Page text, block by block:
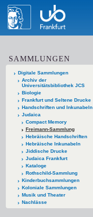
SAMMLUNGEN
Digitale Sammlungen
Archiv der
Universitätsbibliothek JCS
Biologie
Frankfurt und Seltene Drucke
Handschriften und Inkunabeln
Judaica
Compact Memory
Freimann-Sammlung
Hebräische Handschriften
Hebräische Inkunabeln
Jiddische Drucke
Judaica Frankfurt
Kataloge
Rothschild-Sammlung
Kinderbuchsammlungen
Koloniale Sammlungen
Musik und Theater
Nachlässe